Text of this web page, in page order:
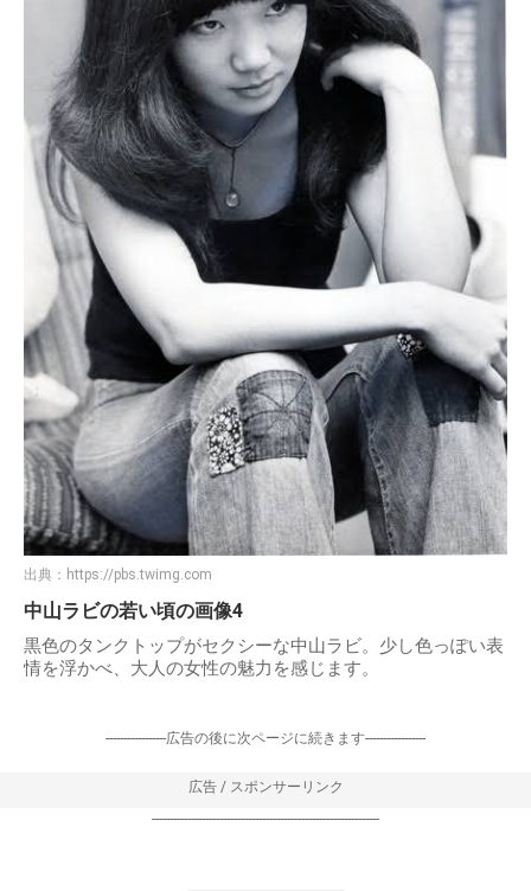
出典： https://pbs.twimg.com
中山ラビの若い頃の画像4
黒色のタンクトップがセクシーな中山ラビ。少し色っぽい表
情を浮かべ、大人の女性の魅力を感じます。
-----------------広告の後に次ページに続きます-----------------
広告 / スポンサーリンク
----------------------------------------------------------------